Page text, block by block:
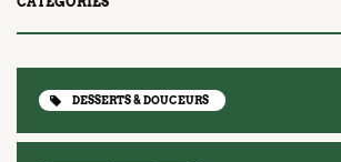
DESSERTS & DOUCEURS